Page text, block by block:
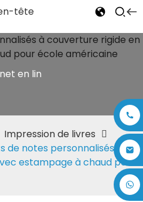
en lin
Impression de livres
de notes personnalisés à
estampage à chaud pour